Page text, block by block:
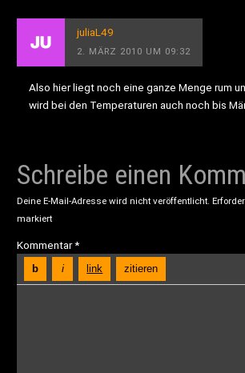
juliaL49
2. MÄRZ 2010 UM 09:32
Also hier liegt noch eine ganze Menge rum
wird bei den Temperaturen auch noch bis
Schreibe einen
Deine E-Mail-Adresse wird nicht veröffentlicht.
markiert
Kommentar*